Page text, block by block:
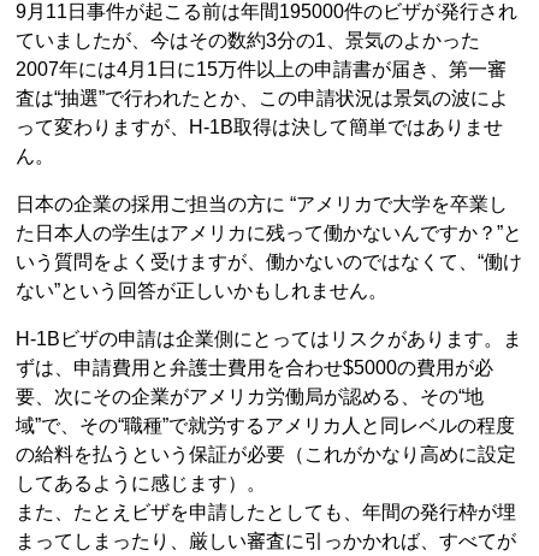
9月11日事件が起こる前は年間195000件のビザが発行され
ていましたが、今はその数約3分の1、景気のよかった
2007年には4月1日に15万件以上の申請書が届き、第一審
査は“抽選”で行われたとか、この申請状況は景気の波によ
って変わりますが、H-1B取得は決して簡単ではありませ
ん。
日本の企業の採用ご担当の方に “アメリカで大学を卒業し
た日本人の学生はアメリカに残って働かないんですか？”と
いう質問をよく受けますが、働かないのではなくて、“働け
ない”という回答が正しいかもしれません。
H-1Bビザの申請は企業側にとってはリスクがあります。ま
ずは、申請費用と弁護士費用を合わせ$5000の費用が必
要、次にその企業がアメリカ労働局が認める、その“地
域”で、その“職種”で就労するアメリカ人と同レベルの程度
の給料を払うという保証が必要（これがかなり高めに設定
してあるように感じます）。
また、たとえビザを申請したとしても、年間の発行枠が埋
まってしまったり、厳しい審査に引っかかれば、すべてが